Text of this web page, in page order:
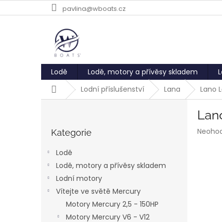
na
pavlina@wboats.cz
Lodě Lodě, motory a přívěsy skladem
DomůLodní příslušenství Lana Lano
kategorie
Kategorie
Lodě
Lodě, motory a přívěsy skladem
Lodní motory
Vítejte ve světě Mercury
Motory Mercury 2,5 - 150HP
Motory Mercury V6 - V12